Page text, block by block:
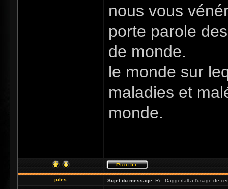
nous vous
porte parole
de monde.
le monde sur
maladies et
monde.
jules Sujet du message: Re: Daggerfall a l'usage de